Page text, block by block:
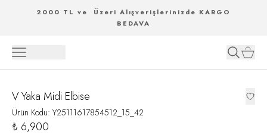
2000 TL ve Üzeri Alışverişlerinizde KARGO
BEDAVA
V Yaka Midi Elbise
Ürün Kodu: Y25111617854512_15_42
₺ 6,900